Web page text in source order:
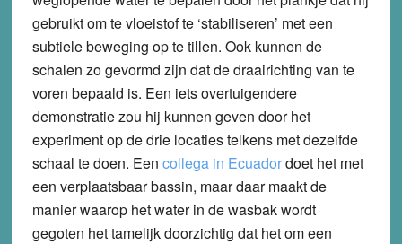
gebruikt om te vloeistof te ‘stabiliseren’ met een
subtiele beweging op te tillen. Ook kunnen de
schalen zo gevormd zijn dat de draairichting van te
voren bepaald is. Een iets overtuigendere
demonstratie zou hij kunnen geven door het
experiment op de drie locaties telkens met dezelfde
schaal te doen. Een collega in Ecuadordoet het met
een verplaatsbaar bassin, maar daar maakt de
manier waarop het water in de wasbak wordt
gegoten het tamelijk doorzichtig dat het om een